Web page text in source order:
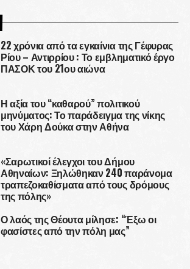
22 χρόνια από τα εγκαίνια της Γέφυρας
Ρίου – Αντιρρίου : Το εμβληματικό έργο
ΠΑΣΟΚ του 21ου αιώνα
Η αξία του “καθαρού” πολιτικού
μηνύματος: Το παράδειγμα της νίκης
του Χάρη Δούκα στην Αθήνα
«Σαρωτικοί έλεγχοι του Δήμου
Αθηναίων: Ξηλώθηκαν 240 παράνομα
τραπεζοκαθίσματα από τους δρόμους
της πόλης»
Ο λαός της Θέουτα μίλησε: “Έξω οι
φασίστες από την πόλη μας”